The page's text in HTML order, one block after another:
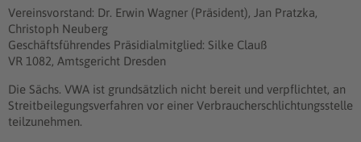
Vereinsvorstand: Dr. Erwin Wagner (Präsident), Jan Pratzka,
Christoph Neuberg
Geschäftsführendes Präsidialmitglied: Silke Clauß
VR 1082, Amtsgericht Dresden
Die Sächs. VWA ist grundsätzlich nicht bereit und verpflichtet, an
Streitbeilegungsverfahren vor einer Verbraucherschlichtungsstelle
teilzunehmen.